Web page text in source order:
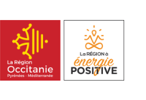
| Territoires
la Transition